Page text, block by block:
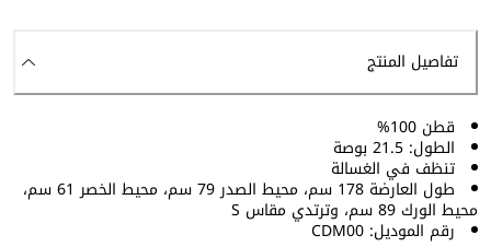
تفاصيل المنتج
قطن 100%
الطول: 21.5 بوصة
تنظف في الغسالة
طول العارضة 178 سم، محيط الصدر 79 سم، محيط الخصر 61 سم،
محيط الورك 89 سم، وترتدي مقاس S
رقم الموديل: CDM00